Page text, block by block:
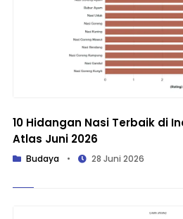
10 Hidangan Nasi Terbaik di
Atlas Juni 2026
Budaya • 28 Juni 2026